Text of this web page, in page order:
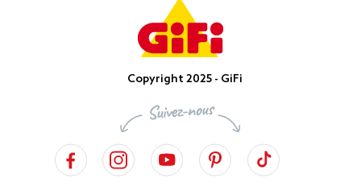
Copyright 2025 - GiFi